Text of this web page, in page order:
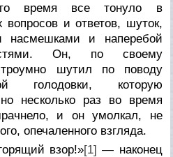
время все тонуло в
и ответов, шуток,
насмешками и наперебой
Он, по своему
шутил по поводу
голодовки, которую
несколько раз во время
и он умолкал, не
опечаленного взгляда.
взор!»[1] — наконец